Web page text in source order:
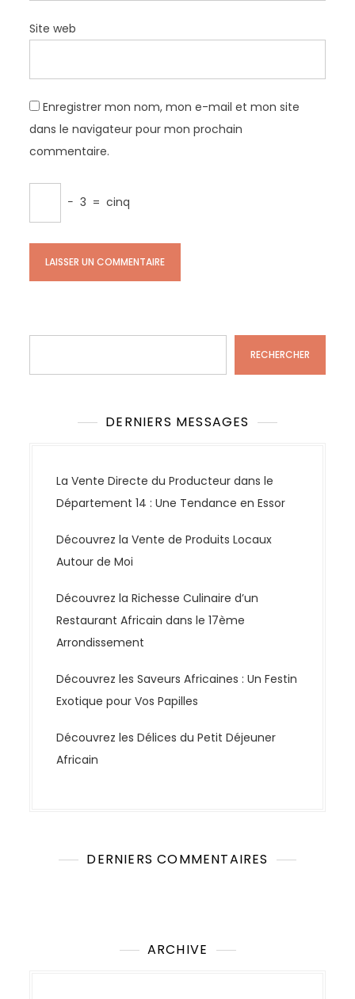
Site web
Enregistrer mon nom, mon e-mail et mon site
dans le navigateur pour mon prochain
commentaire.
− 3 = cinq
RECHERCHER
DERNIERS MESSAGES
La Vente Directe du Producteur dans le
Département 14 : Une Tendance en Essor
Découvrez la Vente de Produits Locaux
Autour de Moi
Découvrez la Richesse Culinaire d’un
Restaurant Africain dans le 17ème
Arrondissement
Découvrez les Saveurs Africaines : Un Festin
Exotique pour Vos Papilles
Découvrez les Délices du Petit Déjeuner
Africain
DERNIERS COMMENTAIRES
ARCHIVE